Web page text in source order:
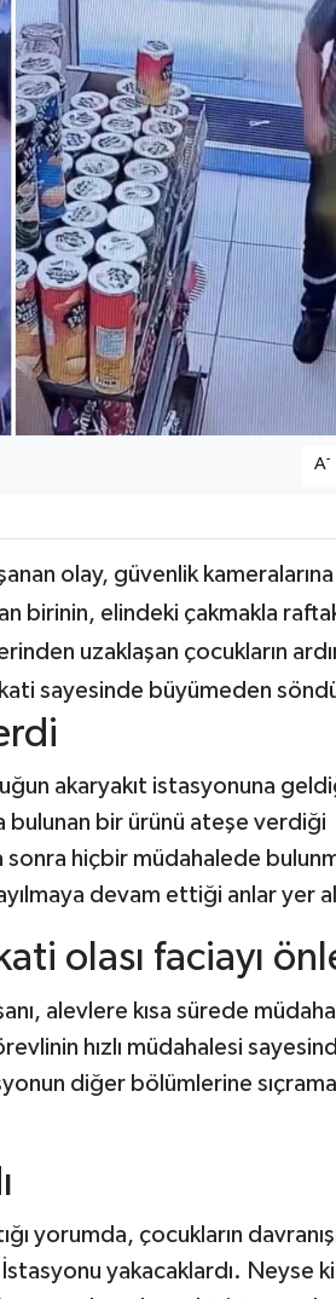
A-
olay, güvenlik
birinin, elindeki çakmakla
uzaklaşan çocukların
sayesinde büyümeden
akaryakıt istasyonuna
bulunan bir ürünü ateşe verdiği
hiçbir müdahalede
devam ettiği anlar yer
olası faciayı
alevlere kısa sürede
hızlı müdahalesi
diğer bölümlerine
yorumda, çocukların
yakacaklardı. Neyse